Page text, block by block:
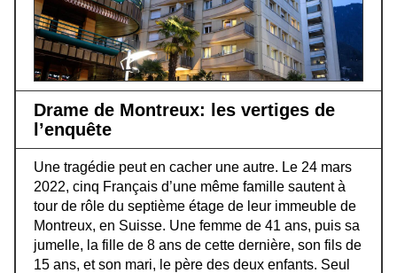
Drame de Montreux: les vertiges de
l’enquête
Une tragédie peut en cacher une autre. Le 24 mars
2022, cinq Français d’une même famille sautent à
tour de rôle du septième étage de leur immeuble de
Montreux, en Suisse. Une femme de 41 ans, puis sa
jumelle, la fille de 8 ans de cette dernière, son fils de
15 ans, et son mari, le père des deux enfants. Seul